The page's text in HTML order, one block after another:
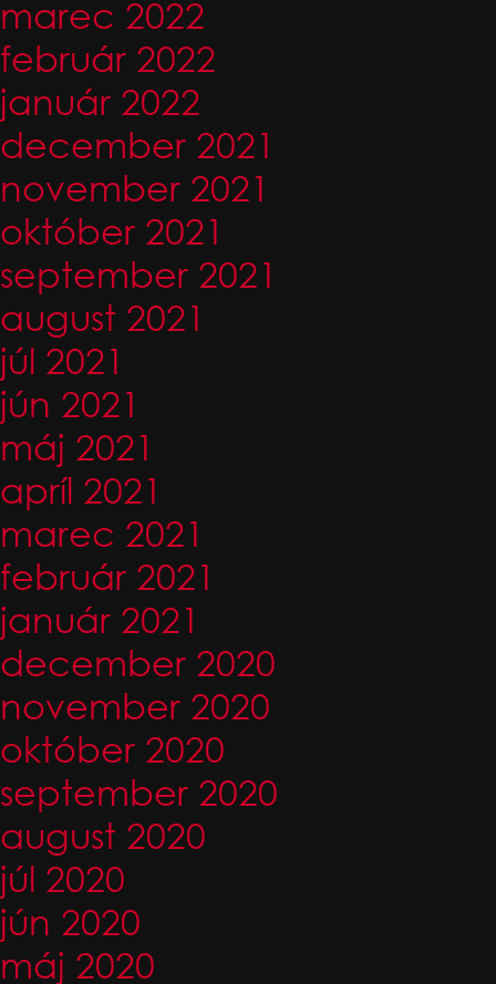
marec 2022
február 2022
január 2022
december 2021
november 2021
október 2021
september 2021
august 2021
júl 2021
jún 2021
máj 2021
apríl 2021
marec 2021
február 2021
január 2021
december 2020
november 2020
október 2020
september 2020
august 2020
júl 2020
jún 2020
máj 2020